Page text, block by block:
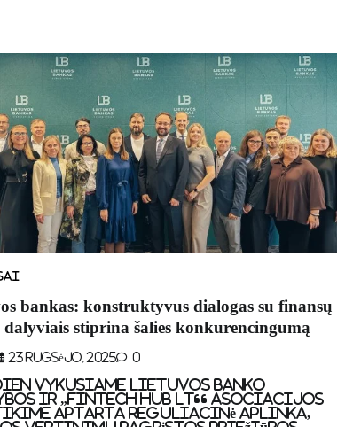
bankas: konstruktyvus dialogas su finansų
stiprina šalies konkurencingumą
23 Rugsėjo, 2025 0
vykusiame Lietuvos banko
ir „Fintech Hub LT“ asociacijos
aptarta reguliacinė aplinka,